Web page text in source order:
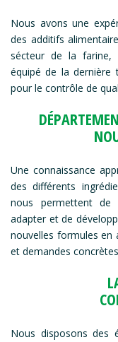
Nous avons une
des additifs
sécteur de la farine,
équipé de la dernière
pour le contrôle de
Une connaissance
des différents
nous permettent de
adapter et de
nouvelles formules en
et demandes
Nous disposons des